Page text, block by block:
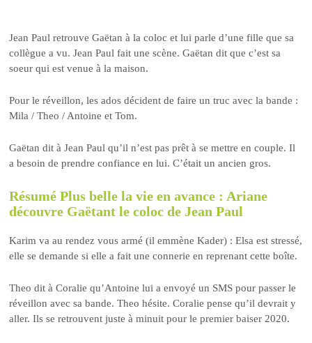
Jean Paul retrouve Gaëtan à la coloc et lui parle d’une fille que sa
collègue a vu. Jean Paul fait une scène. Gaëtan dit que c’est sa
soeur qui est venue à la maison.
Pour le réveillon, les ados décident de faire un truc avec la bande :
Mila / Theo / Antoine et Tom.
Gaëtan dit à Jean Paul qu’il n’est pas prêt à se mettre en couple. Il
a besoin de prendre confiance en lui. C’était un ancien gros.
Résumé Plus belle la vie en avance : Ariane
découvre Gaëtant le coloc de Jean Paul
Karim va au rendez vous armé (il emmène Kader) : Elsa est stressé,
elle se demande si elle a fait une connerie en reprenant cette boîte.
Theo dit à Coralie qu’Antoine lui a envoyé un SMS pour passer le
réveillon avec sa bande. Theo hésite. Coralie pense qu’il devrait y
aller. Ils se retrouvent juste à minuit pour le premier baiser 2020.